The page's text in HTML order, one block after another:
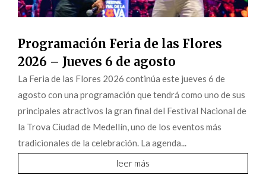
Programación Feria de las Flores
2026 – Jueves 6 de agosto
La Feria de las Flores 2026 continúa este jueves 6 de
agosto con una programación que tendrá como uno de sus
principales atractivos la gran final del Festival Nacional de
la Trova Ciudad de Medellín, uno de los eventos más
tradicionales de la celebración. La agenda...
leer más